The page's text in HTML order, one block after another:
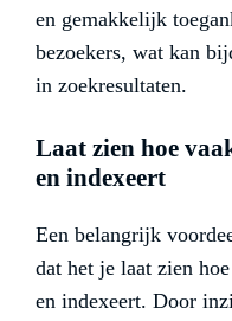
en gemakkelijk
bezoekers, wat kan
in zoekresultaten.
Laat zien hoe
en indexeert
Een belangrijk
dat het je laat zien
en indexeert. Door